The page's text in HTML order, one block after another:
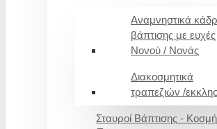
Αναμνηστικά
βάπτισης με ευχές
Νονού / Νονάς
Διακοσμητικά
τραπεζιών /
Σταυροί Βάπτισης -